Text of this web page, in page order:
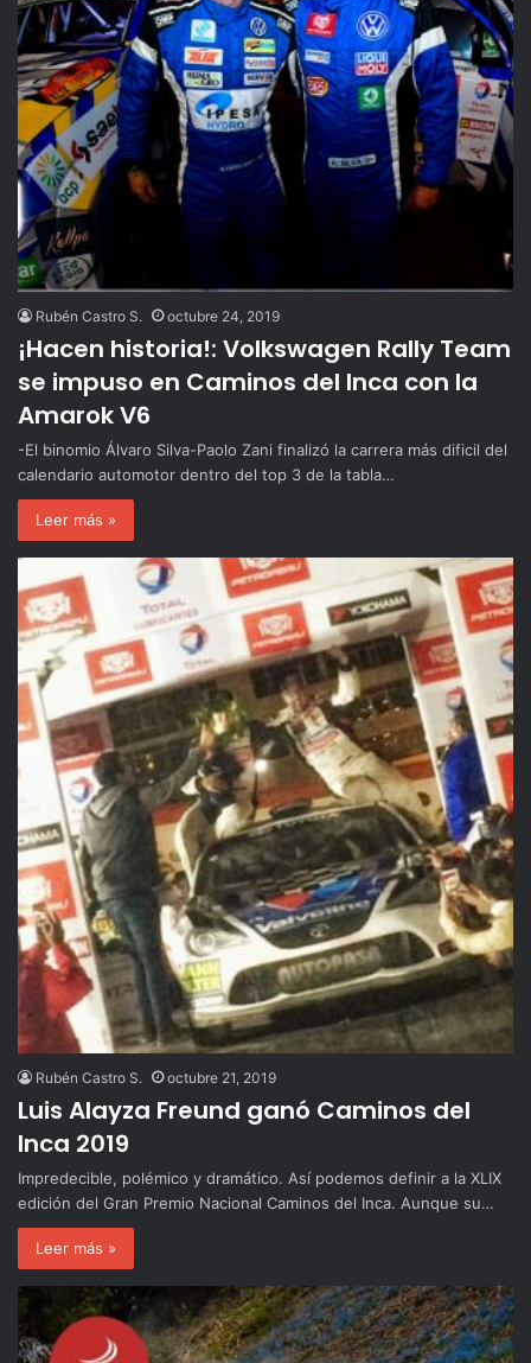
Rubén Castro S. octubre 24, 2019
¡Hacen historia!: Volkswagen Rally Team
se impuso en Caminos del Inca con la
Amarok V6
-El binomio Álvaro Silva-Paolo Zani finalizó la carrera más dificil del
calendario automotor dentro del top 3 de la tabla…
Leer más »
Rubén Castro S. octubre 21, 2019
Luis Alayza Freund ganó Caminos del
Inca 2019
Impredecible, polémico y dramático. Así podemos definir a la XLIX
edición del Gran Premio Nacional Caminos del Inca. Aunque su…
Leer más »